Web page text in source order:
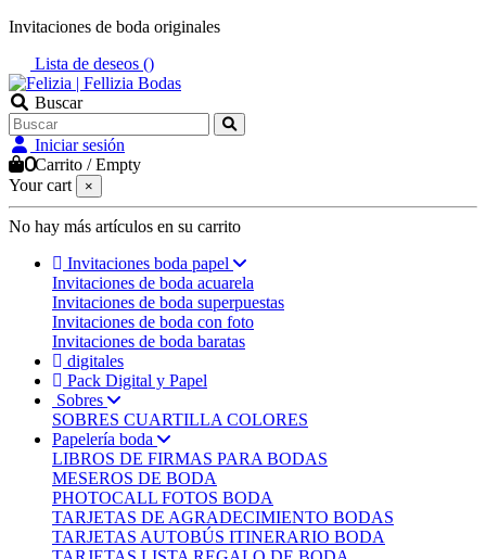
Invitaciones de boda originales
Lista de deseos ()
Buscar
Iniciar sesión
0Carrito /Empty
Your cart
×
No hay más artículos en su carrito
Invitaciones boda papel
Invitaciones de boda acuarela
Invitaciones de boda superpuestas
Invitaciones de boda con foto
Invitaciones de boda baratas
digitales
Pack Digital y Papel
Sobres
SOBRES CUARTILLA COLORES
Papelería boda
LIBROS DE FIRMAS PARA BODAS
MESEROS DE BODA
PHOTOCALL FOTOS BODA
TARJETAS DE AGRADECIMIENTO BODAS
TARJETAS AUTOBÚS ITINERARIO BODA